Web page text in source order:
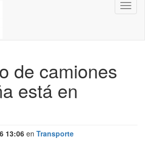
de camiones
está en
13:06en Transporte